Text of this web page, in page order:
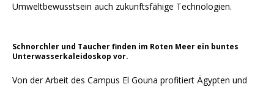
Umweltbewusstsein auch zukunftsfähige Technologien.
Schnorchler und Taucher finden im Roten Meer ein buntes
Unterwasserkaleidoskop vor.
Von der Arbeit des Campus El Gouna profitiert Ägypten und